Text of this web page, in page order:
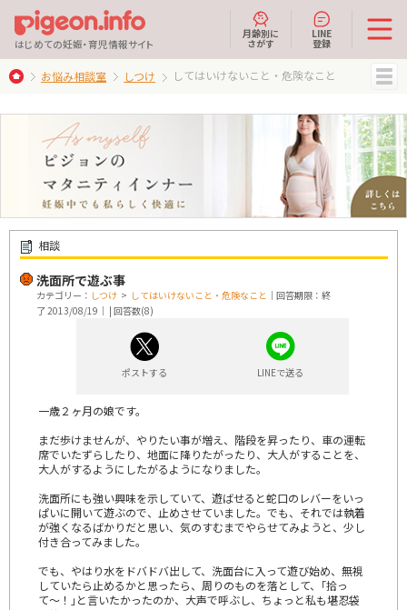
はじめての妊娠・育児情報サイト
月齢別に
さがす
LINE
登録
お悩み相談室 しつけ してはいけないこと・危険なこと
相談
洗面所で遊ぶ事
カテゴリー： しつけ > してはいけないこと・危険なこと ｜回答期限：終
了 2013/08/19｜ | 回答数(8)
ポストする LINEで送る
一歳２ヶ月の娘です。
まだ歩けませんが、やりたい事が増え、階段を昇ったり、車の運転
席でいたずらしたり、地面に降りたがったり、大人がすることを、
大人がするようにしたがるようになりました。
洗面所にも強い興味を示していて、遊ばせると蛇口のレバーをいっ
ぱいに開いて遊ぶので、止めさせていました。でも、それでは執着
が強くなるばかりだと思い、気のすむまでやらせてみようと、少し
付き合ってみました。
でも、やはり水をドバドバ出して、洗面台に入って遊び始め、無視
していたら止めるかと思ったら、周りのものを落として、｢拾っ
て〜！｣と言いたかったのか、大声で呼ぶし、ちょっと私も堪忍袋